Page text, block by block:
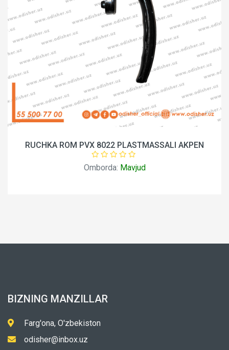
RUCHKA ROM PVX 8022 PLASTMASSALI AKPEN
Omborda: Mavjud
BIZNING MANZILLAR
Farg'ona, O'zbekiston
odisher@inbox.uz